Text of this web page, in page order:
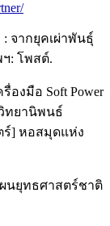
: จากยุคเผ่าพันธุ์
: โพสต์.
องมือ Soft Power
ทยานิพนธ์
] หอสมุดแห่ง
ผนยุทธศาสตร์ชาติ